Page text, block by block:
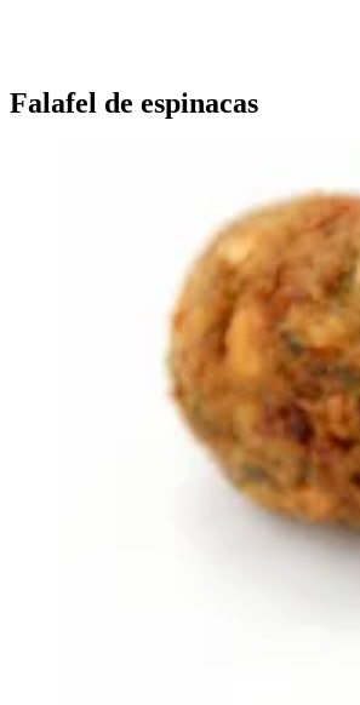
Falafel de espinacas